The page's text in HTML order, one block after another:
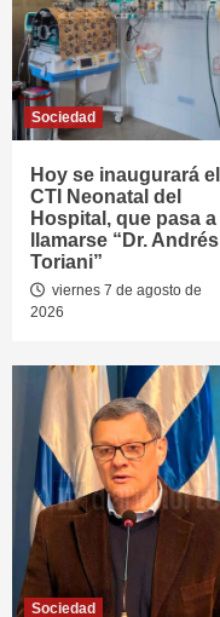
Sociedad
Hoy se inaugurará el
CTI Neonatal del
Hospital, que pasa a
llamarse “Dr. Andrés
Toriani”
viernes 7 de agosto de
2026
Sociedad